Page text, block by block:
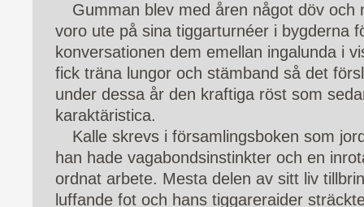
Gumman blev med åren något döv och
voro ute på sina tiggarturnéer i bygderna
konversationen dem emellan ingalunda i
fick träna lungor och stämband så det
under dessa år den kraftiga röst som
karaktäristica.
Kalle skrevs i församlingsboken som
han hade vagabondsinstinkter och en
ordnat arbete. Mesta delen av sitt liv
luffande fot och hans tiggareraider